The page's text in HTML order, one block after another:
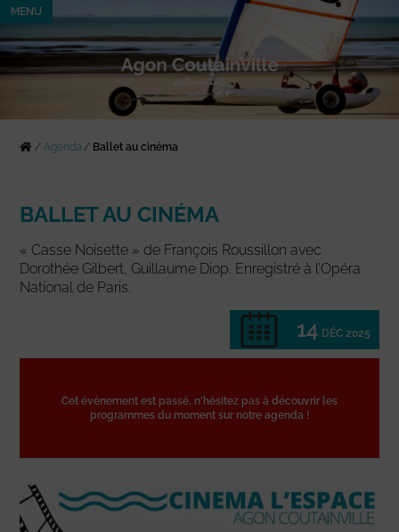
MENU
/Agenda / Ballet au cinéma
BALLET AU CINÉMA
« Casse Noisette » de François Roussillon avec
Dorothée Gilbert, Guillaume Diop. Enregistré à l’Opéra
National de Paris.
14 DÉC 2025
Cet événement est passé, n'hésitez pas à découvrir les
programmes du moment sur notre agenda !